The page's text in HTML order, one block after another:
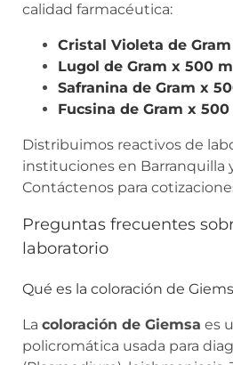
calidad farmacéutica:
Cristal Violeta de
Lugol de Gram x 500
Safranina de Gram x
Fucsina de Gram x
Distribuimos reactivos de
instituciones en Barranquilla
Contáctenos para
Preguntas frecuentes
laboratorio
Qué es la coloración de
La coloración de Giemsa es
policromática usada para